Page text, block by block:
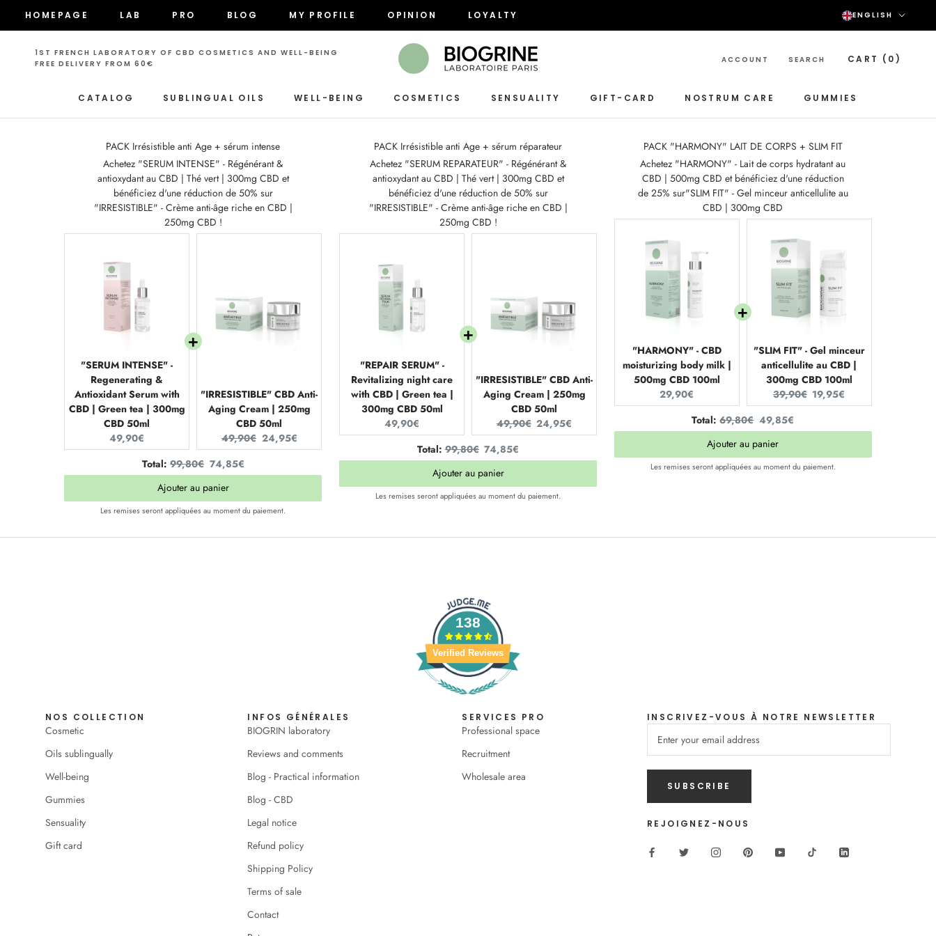
HOMEPAGE LAB PRO BLOG MY PROFILE OPINION LOYALTY ENGLISH
1ST FRENCH LABORATORY OF CBD COSMETICS AND WELL-BEING
FREE DELIVERY FROM 60€
CATALOG
SUBLINGUAL OILS WELL-BEING COSMETICS
SENSUALITY
GIFT-CARD
NOSTRUM CARE
GUMMIES
ACCOUNT SEARCH CART ( 0 )
PACK Irrésistible anti Age + sérum intense
Achetez "SERUM INTENSE" - Régénérant &
antioxydant au CBD | Thé vert | 300mg CBD et
bénéficiez d'une réduction de 50% sur
"IRRESISTIBLE" - Crème anti-âge riche en CBD |
250mg CBD !
"SERUM INTENSE" -
Regenerating &
Antioxidant Serum with
CBD | Green tea | 300mg
CBD 50ml
Current
price:
49,90€
"IRRESISTIBLE" CBD Anti-
Aging Cream | 250mg
CBD 50ml
Original
price:
49,90€ Current
price:
24,95€
Total:Original
price
99,80€ Discounted
price
74,85€
Ajouter au panier
Les remises seront appliquées au moment du paiement.
PACK Irrésistible anti Age + sérum réparateur
Achetez "SERUM REPARATEUR" - Régénérant &
antioxydant au CBD | Thé vert | 300mg CBD et
bénéficiez d'une réduction de 50% sur
"IRRESISTIBLE" - Crème anti-âge riche en CBD |
250mg CBD !
"REPAIR SERUM" -
Revitalizing night care
with CBD | Green tea |
300mg CBD 50ml
Current
price:
49,90€
"IRRESISTIBLE" CBD Anti-
Aging Cream | 250mg
CBD 50ml
Original
price:
49,90€ Current
price:
24,95€
Total:Original
price
99,80€ Discounted
price
74,85€
Ajouter au panier
Les remises seront appliquées au moment du paiement.
PACK "HARMONY" LAIT DE CORPS + SLIM FIT
Achetez "HARMONY" - Lait de corps hydratant au
CBD | 500mg CBD et bénéficiez d'une réduction
de 25% sur"SLIM FIT" - Gel minceur anticellulite au
CBD | 300mg CBD
"HARMONY" - CBD
moisturizing body milk |
500mg CBD 100ml
Current
price:
29,90€
"SLIM FIT" - Gel minceur
anticellulite au CBD |
300mg CBD 100ml
Original
price:
39,90€ Current
price:
19,95€
Total:Original
price
69,80€ Discounted
price
49,85€
Ajouter au panier
Les remises seront appliquées au moment du paiement.
138
Verified Reviews
NOS COLLECTION
Cosmetic
Oils sublingually
Well-being
Gummies
Sensuality
Gift card
INFOS GÉNÉRALES
BIOGRIN laboratory
Reviews and comments
Blog - Practical information
Blog - CBD
Legal notice
Refund policy
Shipping Policy
Terms of sale
Contact
SERVICES PRO
Professional space
Recruitment
Wholesale area
INSCRIVEZ-VOUS À NOTRE NEWSLETTER
SUBSCRIBE
REJOIGNEZ-NOUS